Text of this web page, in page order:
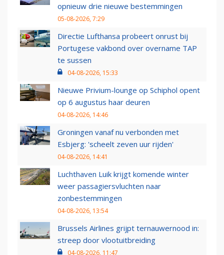
opnieuw drie nieuwe bestemmingen
05-08-2026, 7:29
Directie Lufthansa probeert onrust bij
Portugese vakbond over overname TAP
te sussen
04-08-2026, 15:33
Nieuwe Privium-lounge op Schiphol opent
op 6 augustus haar deuren
04-08-2026, 14:46
Groningen vanaf nu verbonden met
Esbjerg: 'scheelt zeven uur rijden'
04-08-2026, 14:41
Luchthaven Luik krijgt komende winter
weer passagiersvluchten naar
zonbestemmingen
04-08-2026, 13:54
Brussels Airlines grijpt ternauwernood in:
streep door vlootuitbreiding
04-08-2026, 11:47